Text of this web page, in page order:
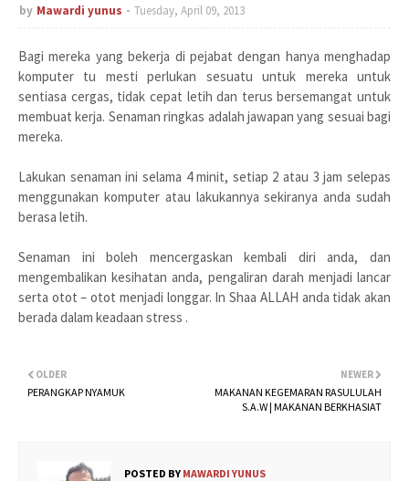
by Mawardi yunus Tuesday, April 09, 2013
Bagi mereka yang bekerja di pejabat dengan hanya menghadap
komputer tu mesti perlukan sesuatu untuk mereka untuk
sentiasa cergas, tidak cepat letih dan terus bersemangat untuk
membuat kerja. Senaman ringkas adalah jawapan yang sesuai bagi
mereka.
Lakukan senaman ini selama 4 minit, setiap 2 atau 3 jam selepas
menggunakan komputer atau lakukannya sekiranya anda sudah
berasa letih.
Senaman ini boleh mencergaskan kembali diri anda, dan
mengembalikan kesihatan anda, pengaliran darah menjadi lancar
serta otot – otot menjadi longgar. In Shaa ALLAH anda tidak akan
berada dalam keadaan stress .
NEWER
MAKANAN KEGEMARAN RASULULAH
S.A.W | MAKANAN BERKHASIAT
OLDER
PERANGKAP NYAMUK
POSTED BY MAWARDI YUNUS